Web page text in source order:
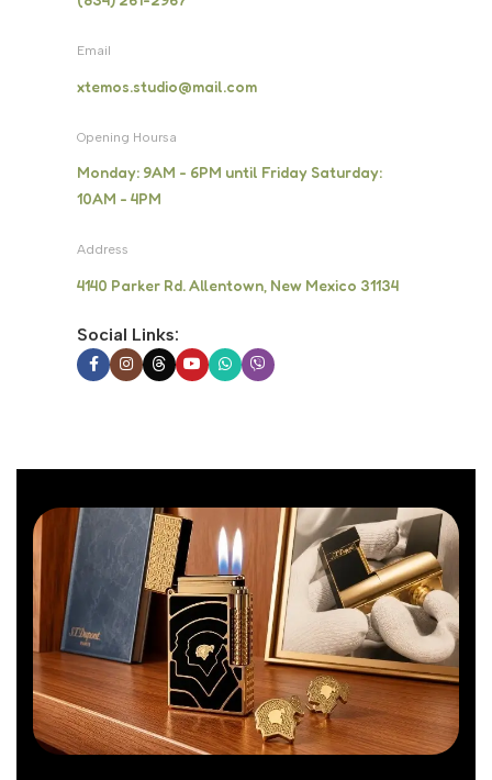
Email
xtemos.studio@mail.com
Opening Hoursa
Monday: 9AM - 6PM until Friday Saturday:
10AM - 4PM
Address
4140 Parker Rd. Allentown, New Mexico 31134
Social Links: